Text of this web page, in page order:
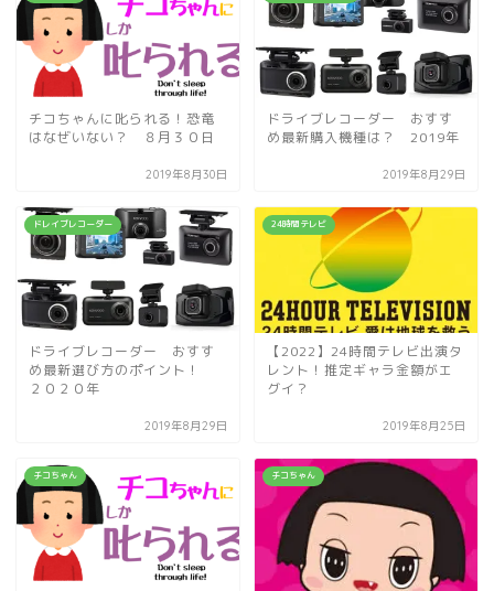
チコちゃんに叱られる！恐竜
はなぜいない？ ８月３０日
2019年8月30日
ドライブレコーダー おすす
め最新購入機種は？ 2019年
2019年8月29日
ドレイブレコーダー
ドライブレコーダー おすす
め最新選び方のポイント！
２０２０年
2019年8月29日
24時間テレビ
【2022】24時間テレビ出演タ
レント！推定ギャラ金額がエ
グイ？
2019年8月25日
チコちゃん チコちゃん